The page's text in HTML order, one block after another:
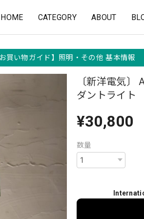
HOME CATEGORY ABOUT
買い物ガイド】照明・その他 基本情
〔新洋電気
ダントライト
¥30,800
数量